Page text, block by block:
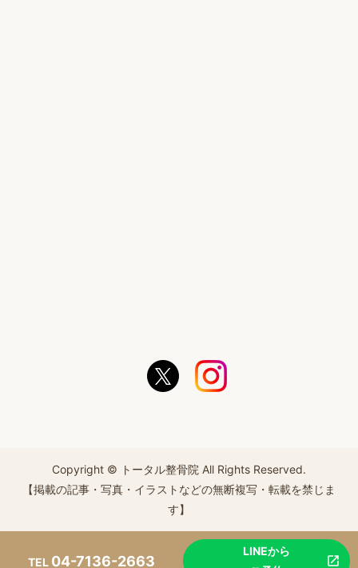
Copyright © トータル整骨院 All Rights Reserved.
【掲載の記事・写真・イラストなどの無断複写・転載を禁じま
す】
TEL 04-7136-2663
LINEから